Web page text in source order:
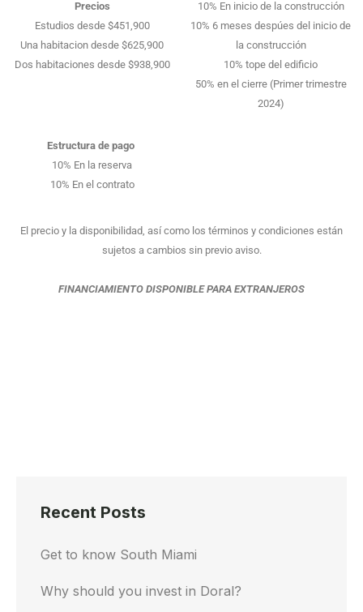
Precios
Estudios desde $451,900
Una habitacion desde $625,900
Dos habitaciones desde $938,900
Estructura de pago
10% En la reserva
10% En el contrato
10% En inicio de la construcción
10% 6 meses despúes del inicio de
la construcción
10% tope del edificio
50% en el cierre (Primer trimestre
2024)
El precio y la disponibilidad, así como los términos y condiciones están
sujetos a cambios sin previo aviso.
FINANCIAMIENTO DISPONIBLE PARA EXTRANJEROS
Recent Posts
Get to know South Miami
Why should you invest in Doral?